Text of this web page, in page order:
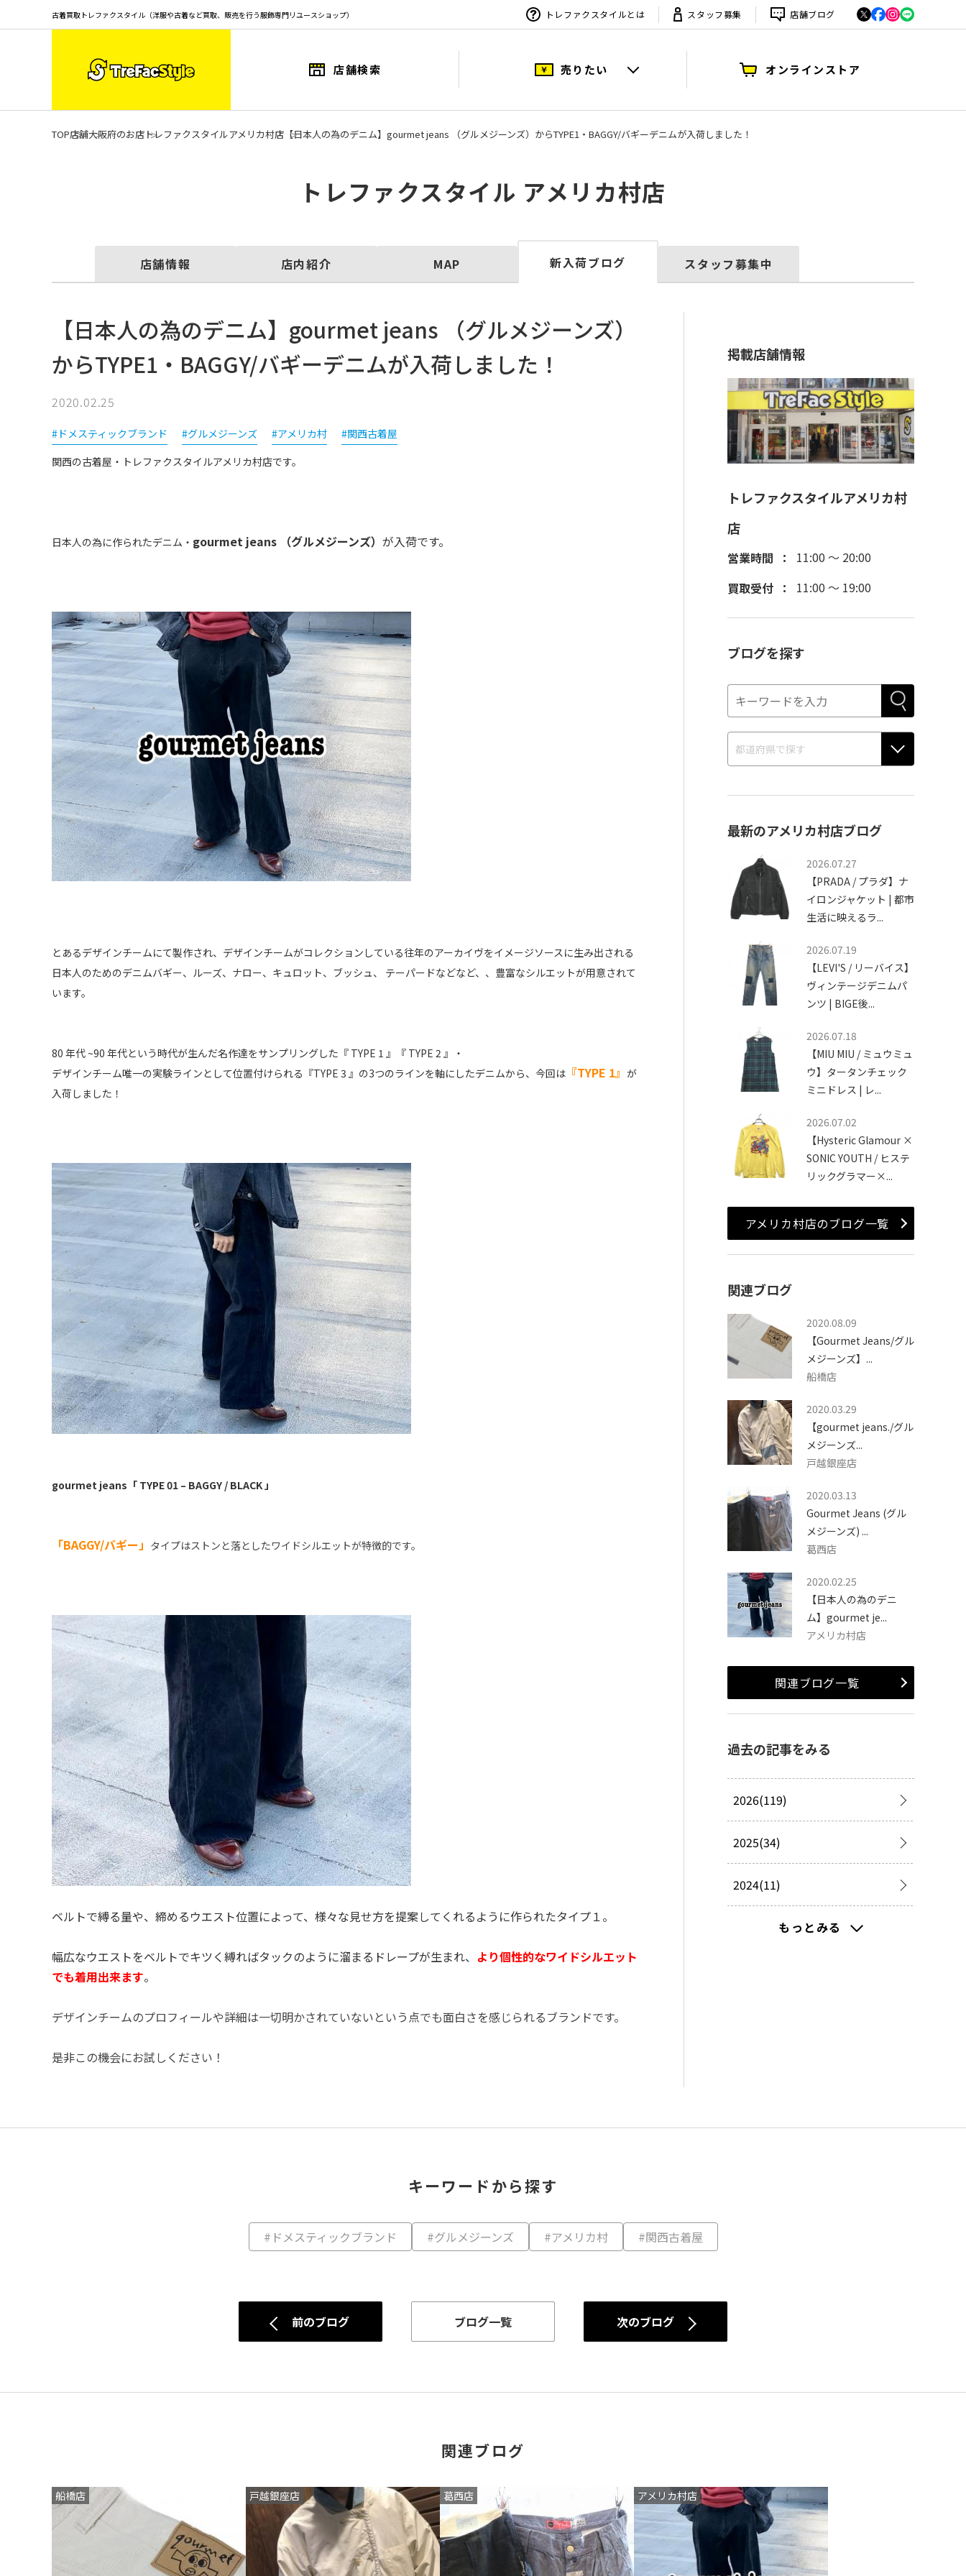
古着買取トレファクスタイル（洋服や古着など買取、販売を行う服飾専門リユースショップ） トレファクスタイルとは スタッフ募集 店舗ブログ
店舗検索 売りたい オンラインストア
TOP店舗大阪府のお店 トレファクスタイルアメリカ村店 【日本人の為のデニム】gourmet jeans （グルメジーンズ）からTYPE1・BAGGY/バギーデニムが入荷しました！
トレファクスタイル アメリカ村店
店舗情報 店内紹介 MAP 新入荷ブログ スタッフ募集中
【日本人の為のデニム】gourmet jeans （グルメジーンズ）
からTYPE1・BAGGY/バギーデニムが入荷しました！
2020.02.25
#ドメスティックブランド #グルメジーンズ #アメリカ村
#関西古着屋
関西の古着屋・トレファクスタイルアメリカ村店です。
日本人の為に作られたデニム・ gourmet jeans （グルメジーンズ） が入荷です。
とあるデザインチームにて製作され、デザインチームがコレクションしている往年のアーカイヴをイメージソースに生み出される
日本人のためのデニムバギー、ルーズ、ナロー、キュロット、ブッシュ、 テーパードなどなど、、豊富なシルエットが用意されて
います。
80 年代 ~90 年代という時代が生んだ名作達をサンプリングした『 TYPE 1 』『 TYPE 2 』・
デザインチーム唯一の実験ラインとして位置付けられる『TYPE 3 』 の3つのラインを軸にしたデニムから、今回は 『TYPE 1』 が
入荷しました！
gourmet jeans「 TYPE 01 – BAGGY / BLACK 」
「BAGGY/バギー」 タイプはストンと落としたワイドシルエットが特徴的です。
ベルトで縛る量や、締めるウエスト位置によって、様々な見せ方を提案してくれるように作られたタイプ１。
幅広なウエストをベルトでキツく縛ればタックのように溜まるドレープが生まれ、 より個性的なワイドシルエット
でも着用出来ます。
デザインチームのプロフィールや詳細は一切明かされていないという点でも面白さを感じられるブランドです。
是非この機会にお試しください！
掲載店舗情報
トレファクスタイルアメリカ村
店
営業時間
11:00 ～ 20:00
買取受付
11:00 ～ 19:00
ブログを探す
最新のアメリカ村店ブログ
2026.07.27
【PRADA / プラダ】ナ
イロンジャケット | 都市
生活に映えるラ...
2026.07.19
【LEVI'S / リーバイス】
ヴィンテージデニムパ
ンツ | BIGE後...
2026.07.18
【MIU MIU / ミュウミュ
ウ】タータンチェック
ミニドレス | レ...
2026.07.02
【Hysteric Glamour ×
SONIC YOUTH / ヒステ
リックグラマー×...
アメリカ村店のブログ一覧
関連ブログ
2020.08.09
【Gourmet Jeans/グル
メジーンズ】...
船橋店
2020.03.29
【gourmet jeans./グル
メジーンズ...
戸越銀座店
2020.03.13
​Gourmet Jeans (グル
メジーンズ) ...
葛西店
2020.02.25
【日本人の為のデニ
ム】gourmet je...
アメリカ村店
関連ブログ一覧
過去の記事をみる
2026(119)
2025(34)
2024(11)
2023(13)もっとみる
キーワードから探す
#ドメスティックブランド #グルメジーンズ #アメリカ村 #関西古着屋
前のブログ ブログ一覧 次のブログ
関連ブログ
船橋店 戸越銀座店 葛西店 アメリカ村店